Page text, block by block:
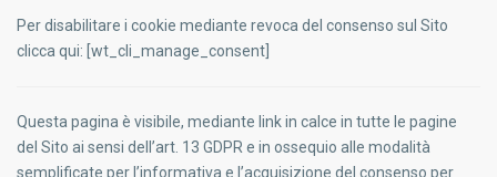
Per disabilitare i cookie mediante revoca del consenso sul Sito
clicca qui: [wt_cli_manage_consent]
Questa pagina è visibile, mediante link in calce in tutte le pagine
del Sito ai sensi dell’art. 13 GDPR e in ossequio alle modalità
semplificate per l’informativa e l’acquisizione del consenso per